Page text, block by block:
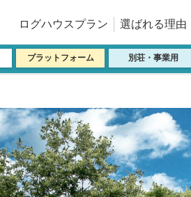
ログハウスプラン 選ばれる理由
プラットフォーム 別荘・事業用